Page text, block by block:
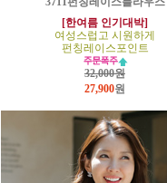
[한여름 인기대박]
여성스럽고 시원하게
펀칭레이스포인트
32,000원
27,900원